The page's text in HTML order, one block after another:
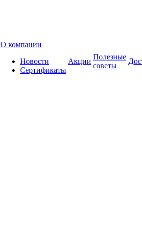
О компании
Новости
Сертификаты
Акции
Полезные
советы